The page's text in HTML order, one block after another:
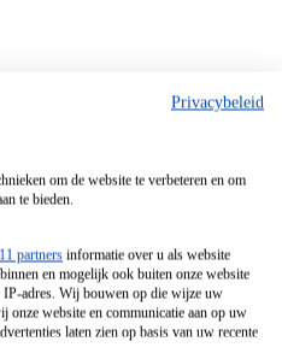
Privacybeleid
om de website te verbeteren en om
te bieden.
11 partners informatie over u als website
en mogelijk ook buiten onze website
IP-adres. Wij bouwen op die wijze uw
onze website en communicatie aan op uw
laten zien op basis van uw recente